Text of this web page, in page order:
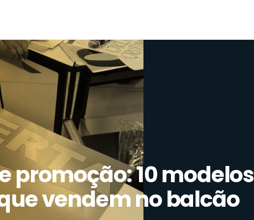
promoção: 10 modelos
vendem no balcão